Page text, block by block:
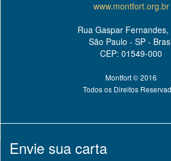
www.montfort.org.br
Rua Gaspar Fernandes,
São Paulo - SP -
CEP: 01549-000
Montfort © 2016
Todos os Direitos
Envie sua carta